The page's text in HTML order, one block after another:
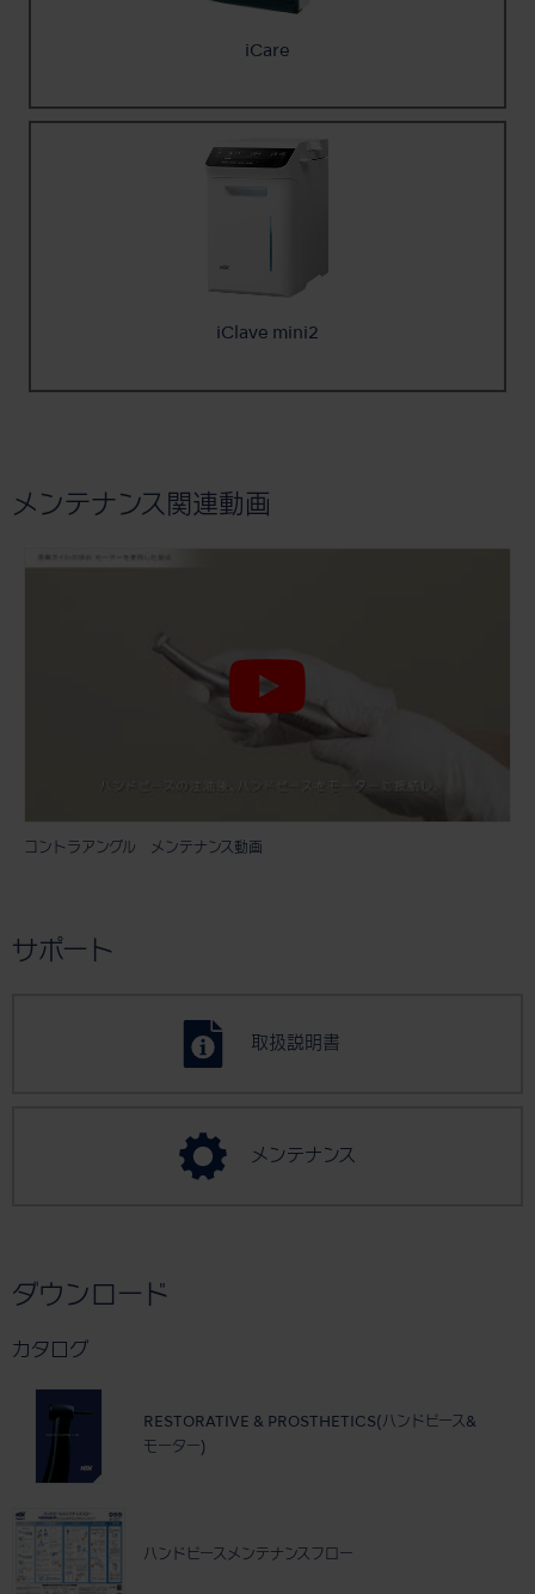
iCare
iClave mini2
メンテナンス関連動画
コントラアングル メンテナンス動画
サポート
取扱説明書
メンテナンス
ダウンロード
カタログ
RESTORATIVE & PROSTHETICS(ハンドピース&
モーター)
ハンドピースメンテナンスフロー